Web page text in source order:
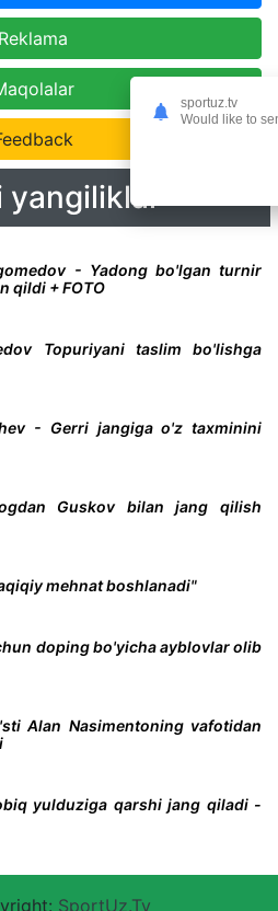
Reklama
yangiliklar
- Yadong bo'lgan turnir
qildi + FOTO
Topuriyani taslim bo'lishga
- Gerri jangiga o'z taxminini
Guskov bilan jang qilish
mehnat boshlanadi"
doping bo'yicha ayblovlar olib
Alan Nasimentoning vafotidan
yulduziga qarshi jang qiladi -
SportUz.Tv
sportuz.tv
Would like to